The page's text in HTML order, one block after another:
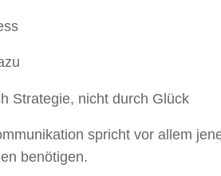
Strategie, nicht durch Glück
spricht vor allem
benötigen.